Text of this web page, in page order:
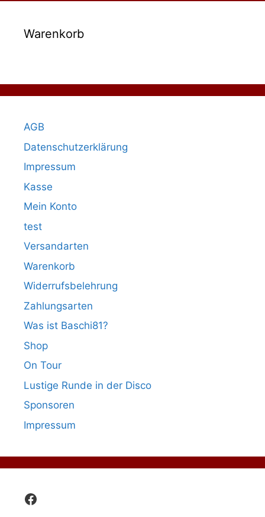
Warenkorb
AGB
Datenschutzerklärung
Impressum
Kasse
Mein Konto
test
Versandarten
Warenkorb
Widerrufsbelehrung
Zahlungsarten
Was ist Baschi81?
Shop
On Tour
Lustige Runde in der Disco
Sponsoren
Impressum
Facebook